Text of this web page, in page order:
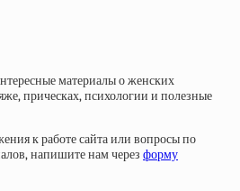
материалы о женских
прическах, психологии и полезные
к работе сайта или вопросы по
напишите нам через форму